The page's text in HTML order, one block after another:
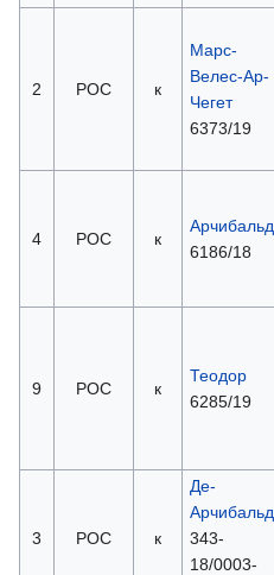
2 РОС к
Марс-
Велес-Ар-
Чегет
6373/19
4 РОС к
Арчибальд
6186/18
9 РОС к
Теодор
6285/19
3 РОС к
Де-
Арчибальд
343-
18/0003-